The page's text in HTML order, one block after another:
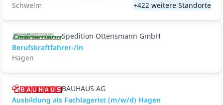
Schwelm
+422 weitere Standorte
Spedition Ottensmann GmbH
Berufskraftfahrer-/in
Hagen
BAUHAUS AG
Ausbildung als Fachlagerist (m/w/d) Hagen